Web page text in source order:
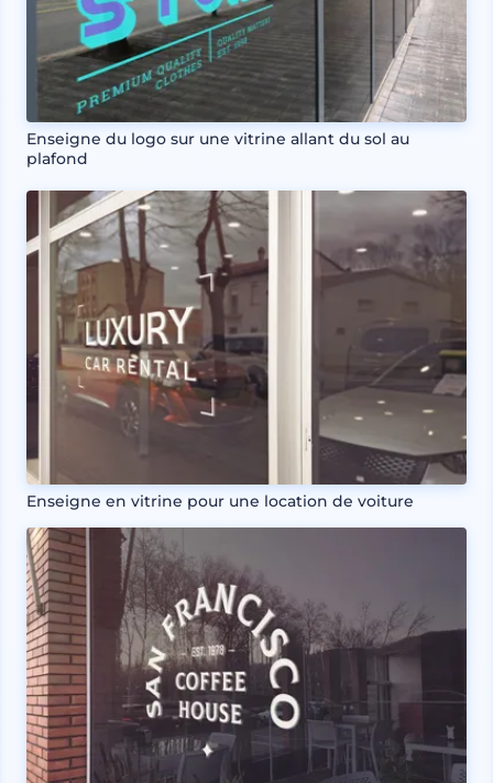
Enseigne du logo sur une vitrine allant du sol au
plafond
Enseigne en vitrine pour une location de voiture